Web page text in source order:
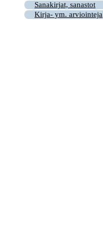
Sanakirjat, sanastot
Kirja- ym. arviointeja